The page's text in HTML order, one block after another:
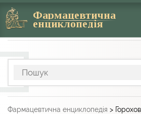
Фармацевтична
енциклопедія
Фармацевтична енциклопедія >